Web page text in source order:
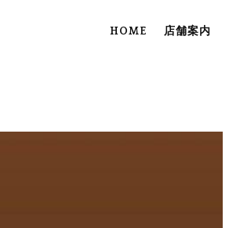
HOME 店舗案内